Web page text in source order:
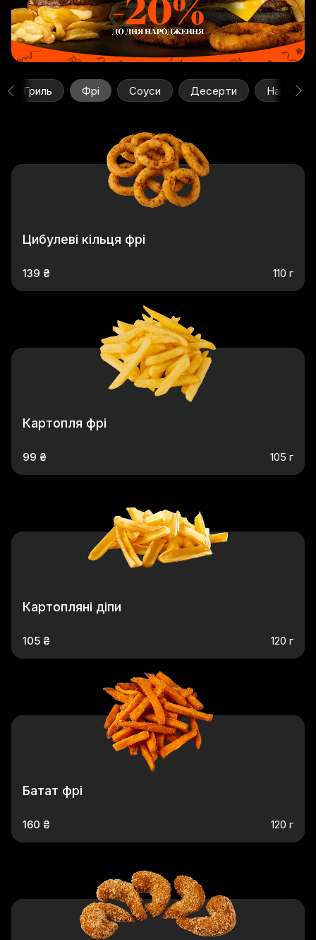
Гриль Фрі Соуси Десерти Напої
Цибулеві кільця фрі
139 ₴ 110 г
Картопля фрі
99 ₴ 105 г
Картопляні діпи
105 ₴ 120 г
Батат фрі
160 ₴ 120 г